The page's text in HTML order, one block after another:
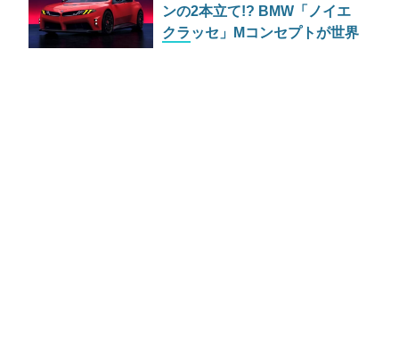
ンの2本立て!? BMW「ノイエ
クラッセ」Mコンセプトが世界